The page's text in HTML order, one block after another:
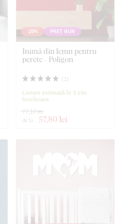
-25% PREȚ BUN
Inimă din lemn pentru
perete - Poligon
( 1 )
Livrare estimată în 3 zile
lucrătoare
de la 57,80 lei
77,10 lei